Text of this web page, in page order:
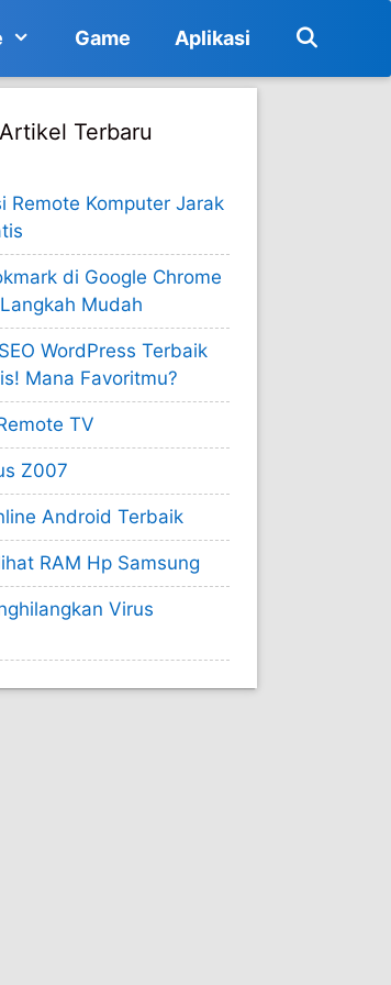
Game Aplikasi
Artikel Terbaru
Remote Komputer Jarak
di Google Chrome
Mudah
WordPress Terbaik
Mana Favoritmu?
TV
Z007
Android Terbaik
RAM Hp Samsung
Virus